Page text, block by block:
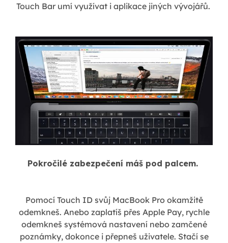
Touch Bar umí využívat i aplikace jiných vývojářů.
Pokročilé zabezpečení máš pod palcem.
Pomocí Touch ID svůj MacBook Pro okamžitě
odemkneš. Anebo zaplatíš přes Apple Pay, rychle
odemkneš systémová nastavení nebo zamčené
poznámky, dokonce i přepneš uživatele. Stačí se